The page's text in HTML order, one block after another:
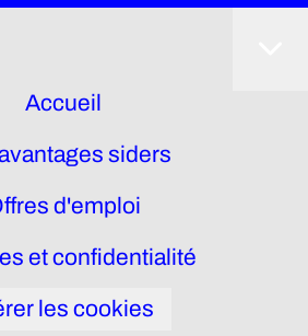
Accueil
siders
d'emploi
et confidentialité
les cookies